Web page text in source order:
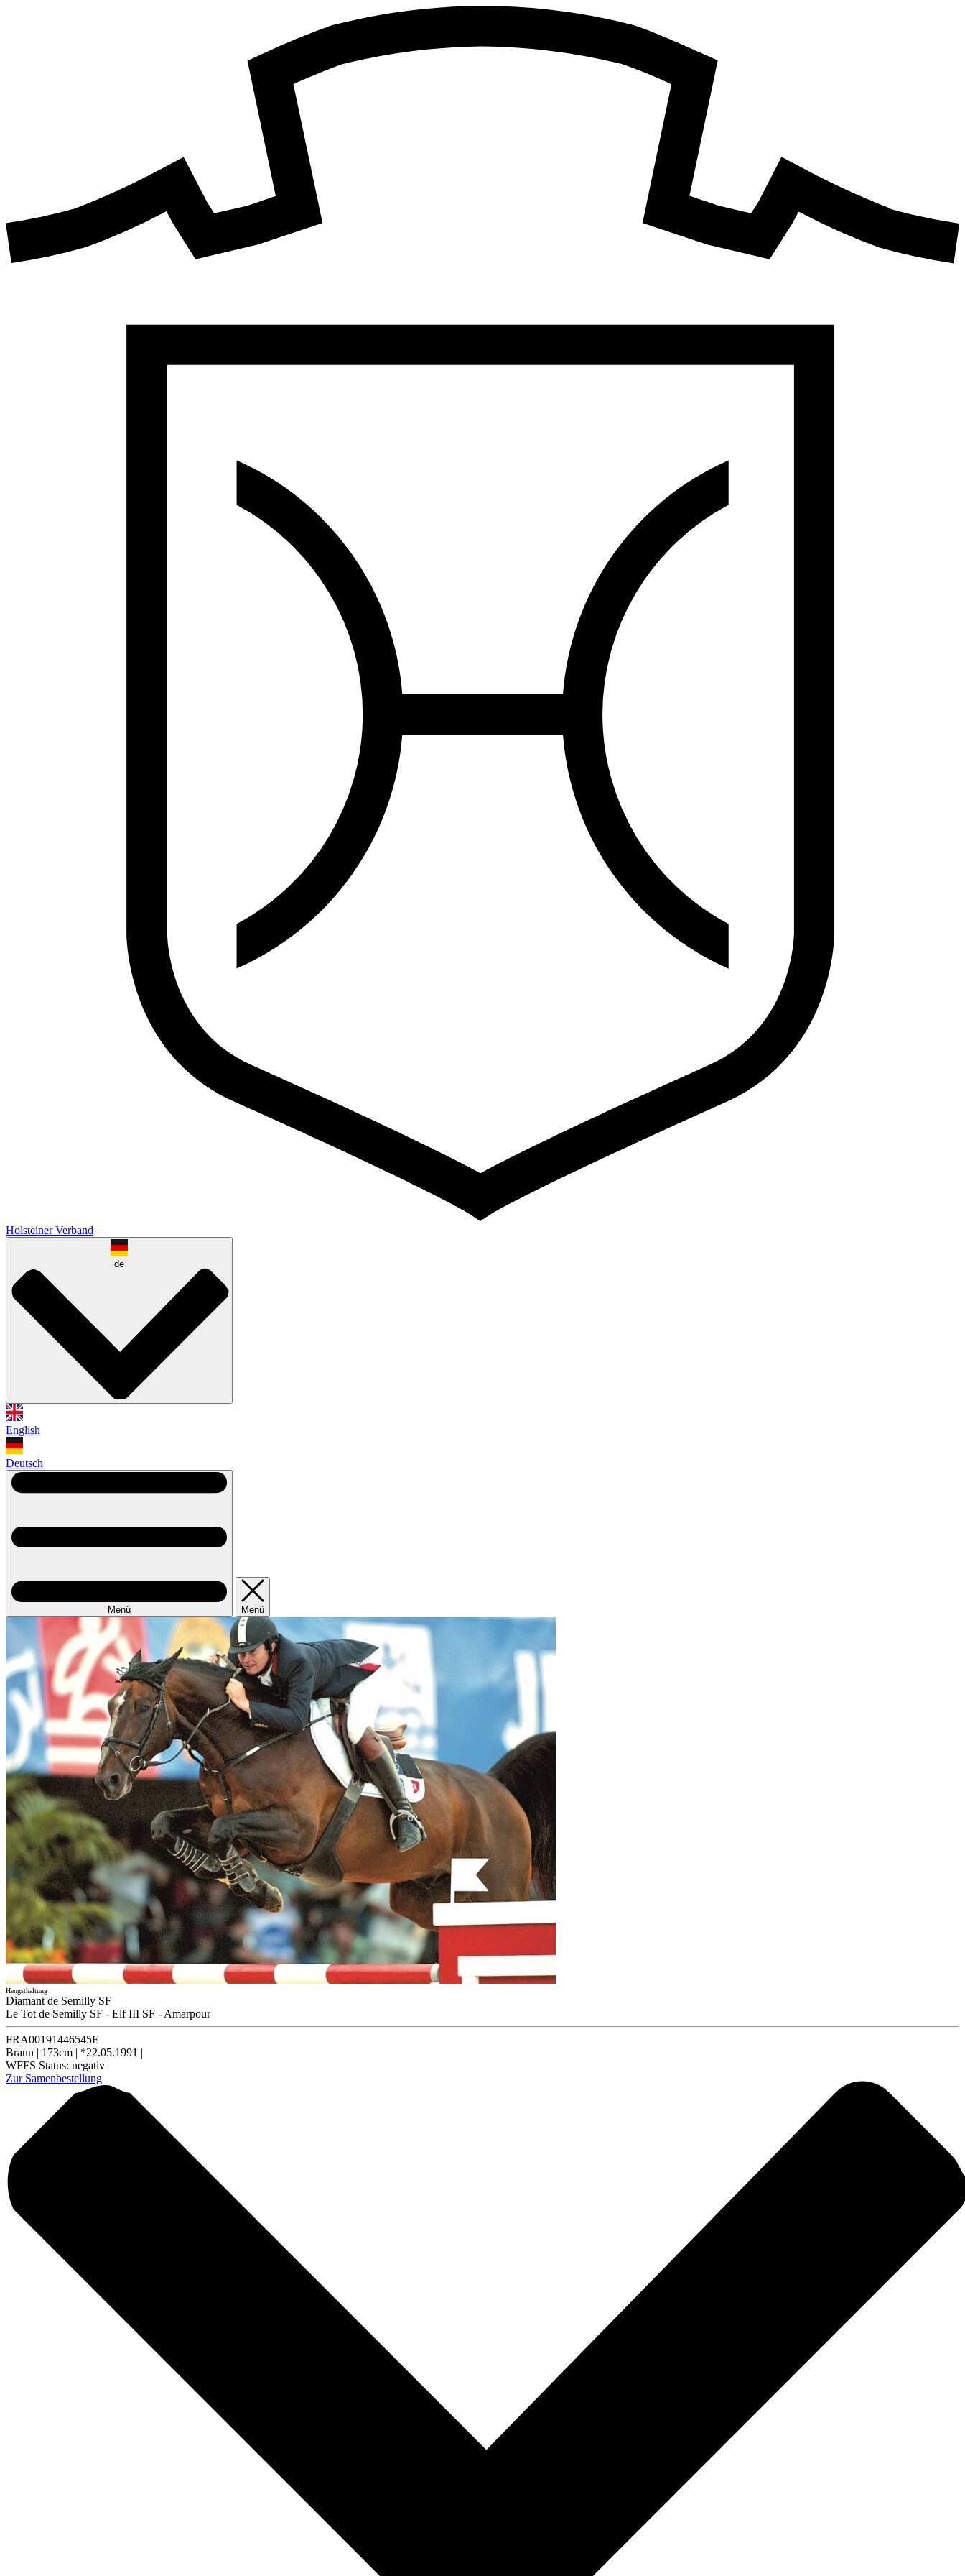
Holsteiner Verband
de
English
Deutsch
Menü Menü
Hengsthaltung
Diamant de Semilly SF
Le Tot de Semilly SF - Elf III SF - Amarpour
FRA00191446545F
Braun | 173cm | *22.05.1991 |
WFFS Status: negativ
Zur Samenbestellung